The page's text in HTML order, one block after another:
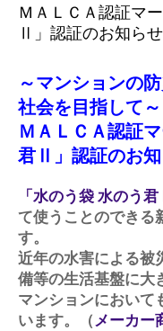
ＭＡＬＣＡ認証マ
Ⅱ」認証のお知らせ
～マンションの
社会を目指して～
ＭＡＬＣＡ認証
君Ⅱ」認証のお
「水のう袋 水のう君
て使うことのできる
す。
近年の水害による被
備等の生活基盤に大
マンションにおいて
います。（メーカー
お問合わせ